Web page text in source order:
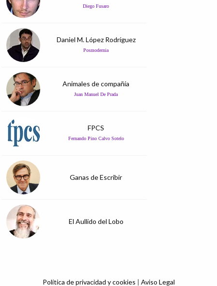
Diego Fusaro
Daniel M. López Rodríguez
Posmodernia
Animales de compañía
Juan Manuel De Prada
FPCS
Fernando Pino Calvo Sotelo
Ganas de Escribir
El Aullido del Lobo
Política de privacidad y cookies | Aviso Legal